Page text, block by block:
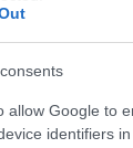
allow Google to
identifiers in